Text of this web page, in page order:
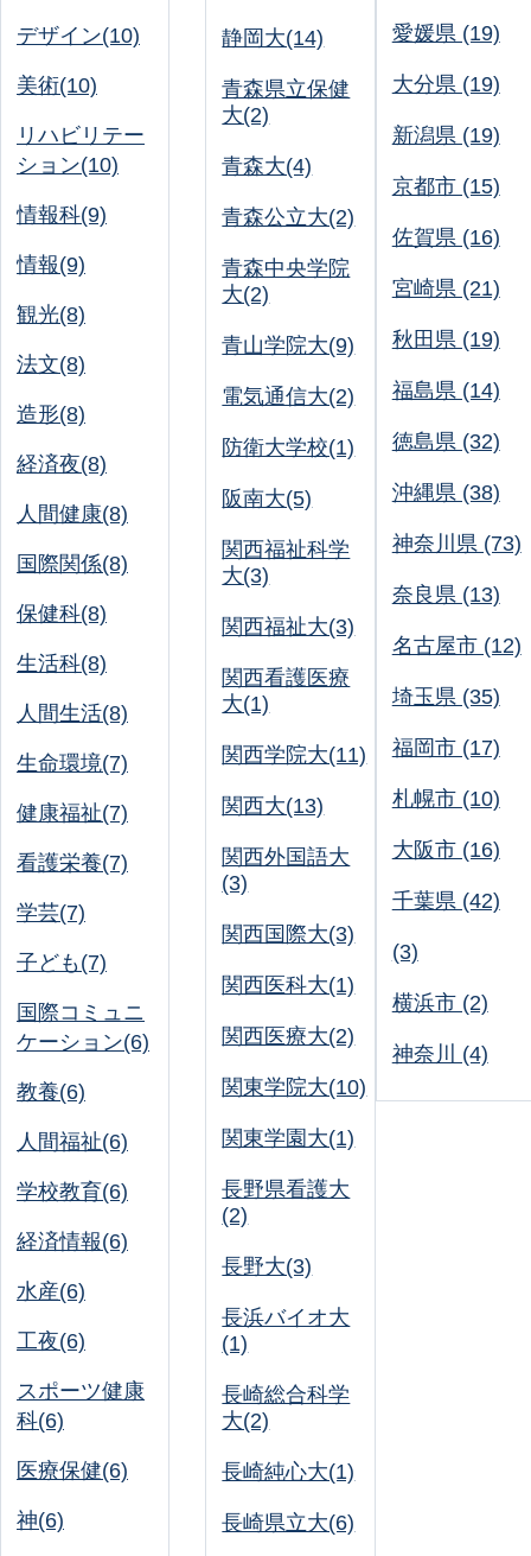
デザイン(10)
美術(10)
リハビリテー
ション(10)
情報科(9)
情報(9)
観光(8)
法文(8)
造形(8)
経済夜(8)
人間健康(8)
国際関係(8)
保健科(8)
生活科(8)
人間生活(8)
生命環境(7)
健康福祉(7)
看護栄養(7)
学芸(7)
子ども(7)
国際コミュニ
ケーション(6)
教養(6)
人間福祉(6)
学校教育(6)
経済情報(6)
水産(6)
工夜(6)
スポーツ健康
科(6)
医療保健(6)
神(6)
静岡大(14)
青森県立保健
大(2)
青森大(4)
青森公立大(2)
青森中央学院
大(2)
青山学院大(9)
電気通信大(2)
防衛大学校(1)
阪南大(5)
関西福祉科学
大(3)
関西福祉大(3)
関西看護医療
大(1)
関西学院大(11)
関西大(13)
関西外国語大
(3)
関西国際大(3)
関西医科大(1)
関西医療大(2)
関東学院大(10)
関東学園大(1)
長野県看護大
(2)
長野大(3)
長浜バイオ大
(1)
長崎総合科学
大(2)
長崎純心大(1)
長崎県立大(6)
愛媛県 (19)
大分県 (19)
新潟県 (19)
京都市 (15)
佐賀県 (16)
宮崎県 (21)
秋田県 (19)
福島県 (14)
徳島県 (32)
沖縄県 (38)
神奈川県 (73)
奈良県 (13)
名古屋市 (12)
埼玉県 (35)
福岡市 (17)
札幌市 (10)
大阪市 (16)
千葉県 (42)
(3)
横浜市 (2)
神奈川 (4)